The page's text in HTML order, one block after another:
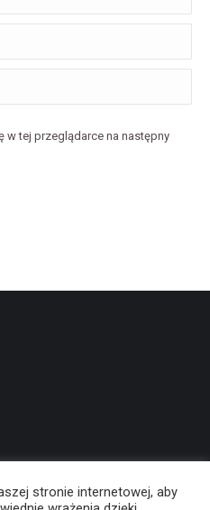
w tej przeglądarce na następny
stronie internetowej, aby